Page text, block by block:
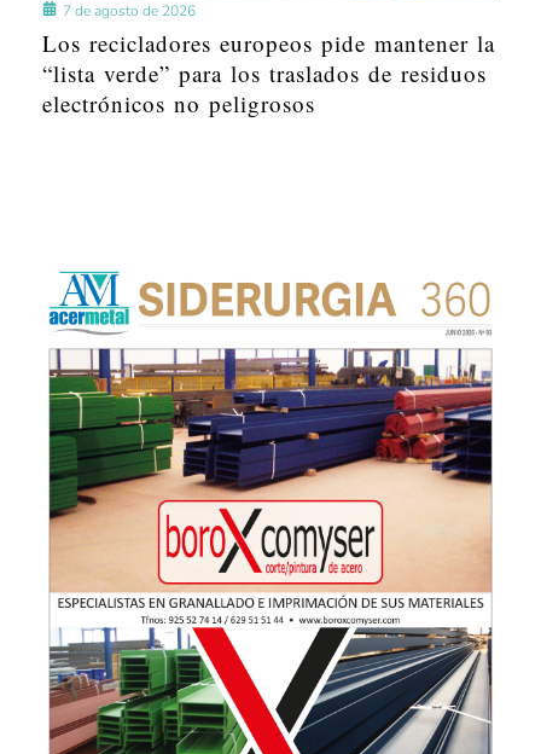
7 de agosto de 2026
Los recicladores europeos pide mantener la
“lista verde” para los traslados de residuos
electrónicos no peligrosos